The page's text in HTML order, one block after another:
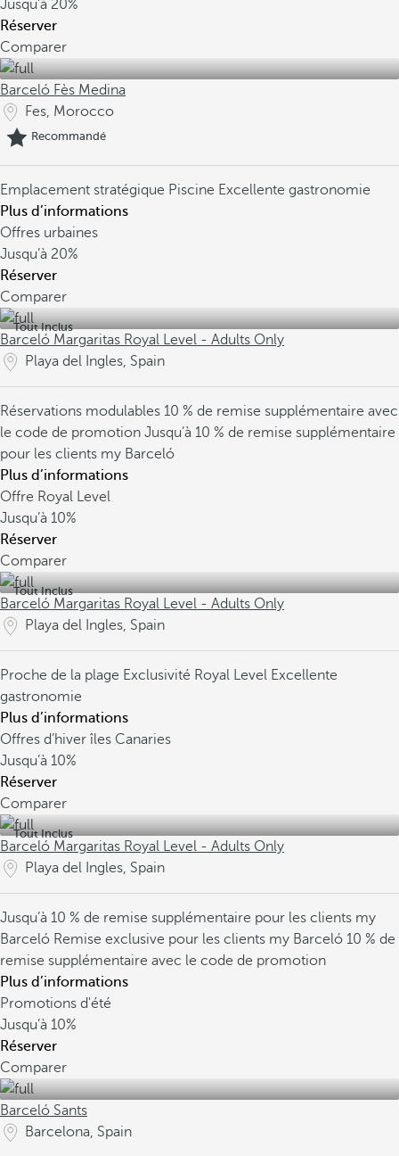
Jusqu’à 20%
Réserver
Comparer
Barceló Fès Medina
Fes, Morocco
Recommandé
Emplacement stratégique Piscine Excellente gastronomie
Plus d’informations
Offres urbaines
Jusqu’à 20%
Réserver
Comparer
Tout Inclus
Barceló Margaritas Royal Level - Adults Only
Playa del Ingles, Spain
Réservations modulables 10 % de remise supplémentaire avec
le code de promotion Jusqu’à 10 % de remise supplémentaire
pour les clients my Barceló
Plus d’informations
Offre Royal Level
Jusqu’à 10%
Réserver
Comparer
Tout Inclus
Barceló Margaritas Royal Level - Adults Only
Playa del Ingles, Spain
Proche de la plage Exclusivité Royal Level Excellente
gastronomie
Plus d’informations
Offres d’hiver îles Canaries
Jusqu’à 10%
Réserver
Comparer
Tout Inclus
Barceló Margaritas Royal Level - Adults Only
Playa del Ingles, Spain
Jusqu’à 10 % de remise supplémentaire pour les clients my
Barceló Remise exclusive pour les clients my Barceló 10 % de
remise supplémentaire avec le code de promotion
Plus d’informations
Promotions d'été
Jusqu’à 10%
Réserver
Comparer
Barceló Sants
Barcelona, Spain